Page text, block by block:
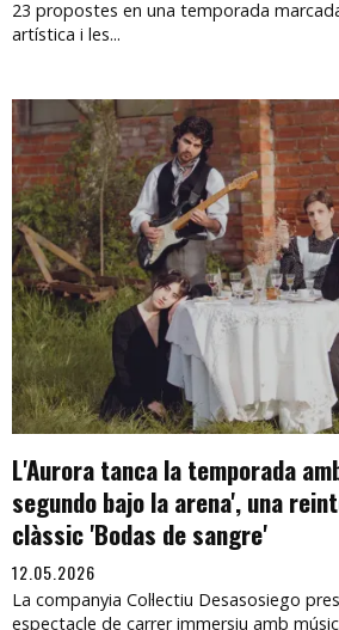
23 propostes en una temporada
artística i les...
L'Aurora tanca la temporada
segundo bajo la arena', una
clàssic 'Bodas de sangre'
12.05.2026
La companyia Col·lectiu Desasosiego
espectacle de carrer immersiu amb